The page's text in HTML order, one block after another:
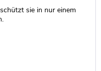
sie in nur einem